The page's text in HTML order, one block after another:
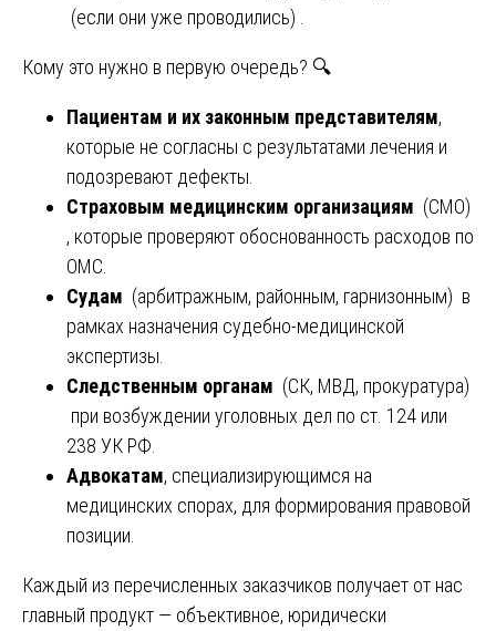
(если они уже проводились) .
Кому это нужно в первую очередь? 🔍
Пациентам и их законным представителям,
которые не согласны с результатами лечения и
подозревают дефекты.
Страховым медицинским организациям (СМО)
, которые проверяют обоснованность расходов по
ОМС.
Судам (арбитражным, районным, гарнизонным) в
рамках назначения судебно-медицинской
экспертизы.
Следственным органам (СК, МВД, прокуратура)
при возбуждении уголовных дел по ст. 124 или
238 УК РФ.
Адвокатам, специализирующимся на
медицинских спорах, для формирования правовой
позиции.
Каждый из перечисленных заказчиков получает от нас
главный продукт — объективное, юридически